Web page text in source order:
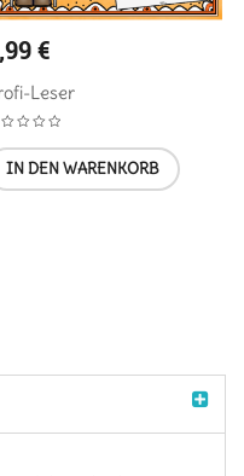
€
Leser
IN DEN WARENKORB